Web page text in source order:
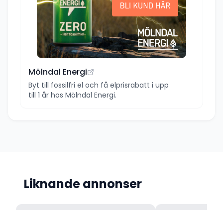
Mölndal Energi
Byt till fossilfri el och få elprisrabatt i upp
till 1 år hos Mölndal Energi.
Liknande annonser